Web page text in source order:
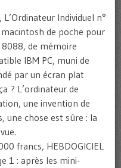
Individuel n°
de poche pour
de mémoire
IBM PC, muni de
par un écran plat
? L’ordinateur de
une invention de
une chose est sûre : la
francs, HEBDOGICIEL
1 : après les mini-